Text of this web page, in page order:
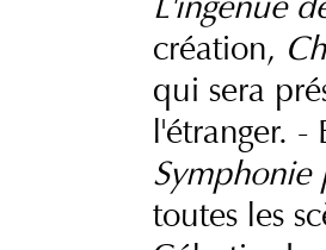
création,
qui sera
l'étranger.
Symphonie
toutes les